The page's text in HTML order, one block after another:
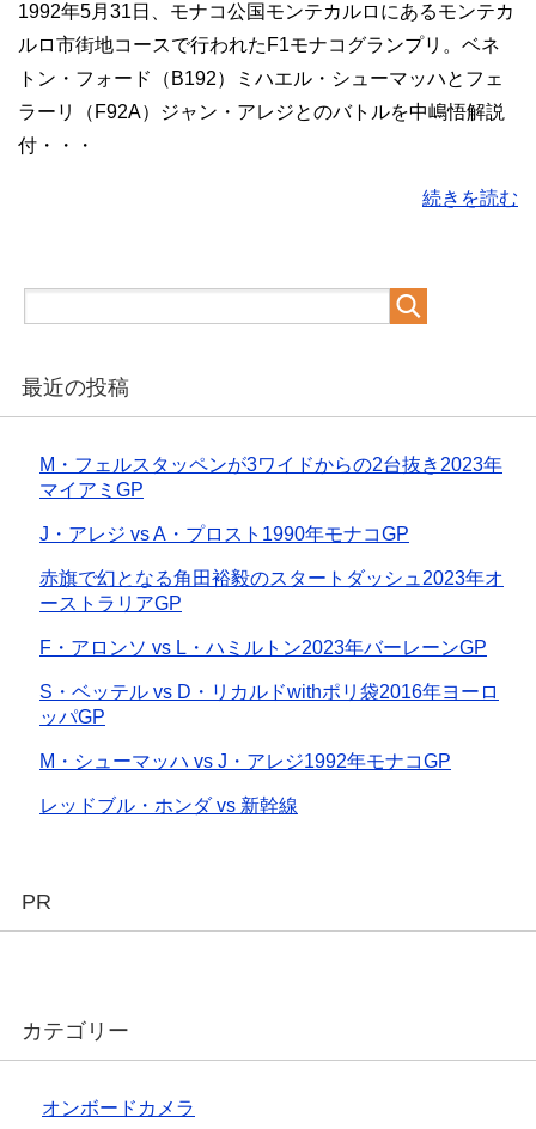
1992年5月31日、モナコ公国モンテカルロにあるモンテカ
ルロ市街地コースで行われたF1モナコグランプリ。ベネ
トン・フォード（B192）ミハエル・シューマッハとフェ
ラーリ（F92A）ジャン・アレジとのバトルを中嶋悟解説
付・・・
続きを読む
最近の投稿
M・フェルスタッペンが3ワイドからの2台抜き2023年
マイアミGP
J・アレジ vs A・プロスト1990年モナコGP
赤旗で幻となる角田裕毅のスタートダッシュ2023年オ
ーストラリアGP
F・アロンソ vs L・ハミルトン2023年バーレーンGP
S・ベッテル vs D・リカルドwithポリ袋2016年ヨーロ
ッパGP
M・シューマッハ vs J・アレジ1992年モナコGP
レッドブル・ホンダ vs 新幹線
PR
カテゴリー
オンボードカメラ